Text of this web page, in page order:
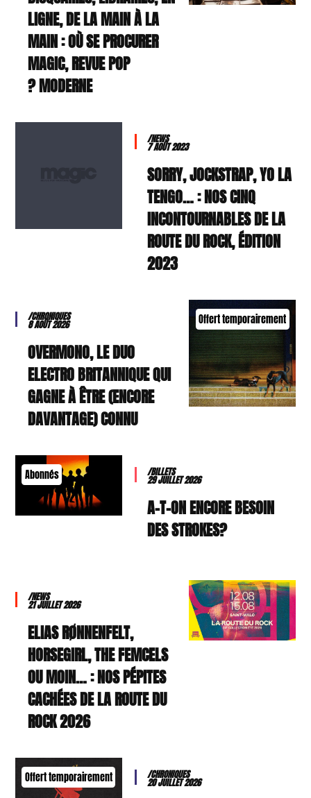
LIGNE, DE LA MAIN À LA
MAIN : OÙ SE PROCURER
MAGIC, REVUE POP
MODERNE ?
/NEWS
7 AOÛT 2023
SORRY, JOCKSTRAP, YO LA
TENGO… : NOS CINQ
INCONTOURNABLES DE LA
ROUTE DU ROCK, ÉDITION
2023
Offert temporairement
/CHRONIQUES
8 AOÛT 2026
OVERMONO, LE DUO
ELECTRO BRITANNIQUE QUI
GAGNE À ÊTRE (ENCORE
DAVANTAGE) CONNU
Abonnés /BILLETS
29 JUILLET 2026
A-T-ON ENCORE BESOIN
DES STROKES?
/NEWS
21 JUILLET 2026
ELIAS RØNNENFELT,
HORSEGIRL, THE FEMCELS
OU MOIN… : NOS PÉPITES
CACHÉES DE LA ROUTE DU
ROCK 2026
Offert temporairement /CHRONIQUES
20 JUILLET 2026